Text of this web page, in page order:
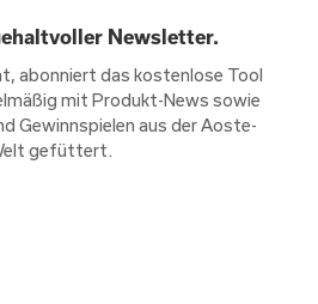
Newsletter.
abonniert das kostenlose Tool
mit Produkt-News sowie
Gewinnspielen aus der Aoste-
gefüttert.